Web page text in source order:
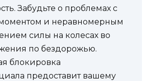
Забудьте о проблемах с
и неравномерным
силы на колесах во
по бездорожью.
блокировка
предоставит вашему